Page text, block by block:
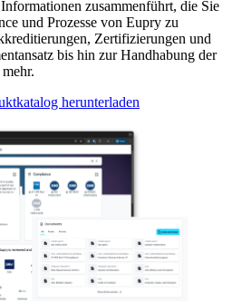
zusammenführt, die Sie
und Prozesse von Eupry zu
Zertifizierungen und
bis hin zur Handhabung der
herunterladen